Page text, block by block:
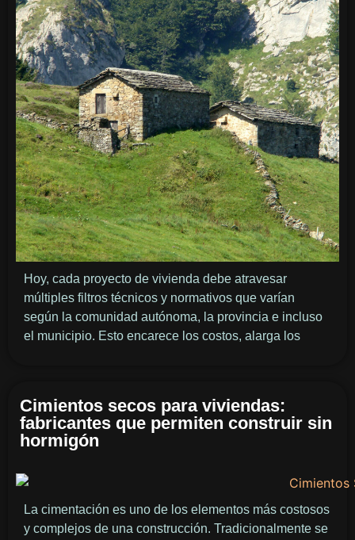
Hoy, cada proyecto de vivienda debe atravesar
múltiples filtros técnicos y normativos que varían
según la comunidad autónoma, la provincia e incluso
el municipio. Esto encarece los costos, alarga los
Cimientos secos para viviendas:
fabricantes que permiten construir sin
hormigón
La cimentación es uno de los elementos más costosos
y complejos de una construcción. Tradicionalmente se